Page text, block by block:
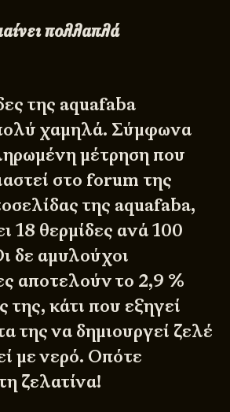
πολλαπλά
της aquafaba
χαμηλά. Σύμφωνα
μέτρηση που
στο forum της
της aquafaba,
18 θερμίδες ανά 100
δε αμυλούχοι
αποτελούν το 2,9 %
της, κάτι που εξηγεί
της να δημιουργεί ζελέ
με νερό. Οπότε
ζελατίνα!